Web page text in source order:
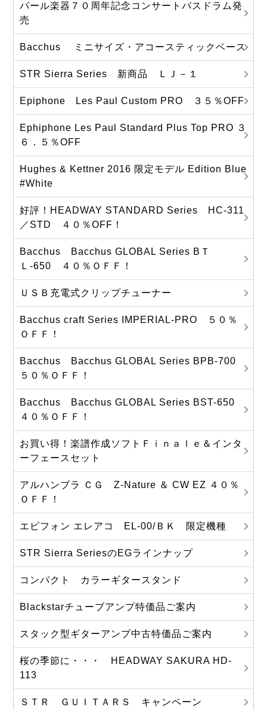
パール楽器７０周年記念コンサートバスドラム発
売
Bacchus ミニサイズ・アコースティックベース
STR Sierra Series 新商品 ＬＪ－１
Epiphone Les Paul Custom PRO ３５％OFF
Ephiphone Les Paul Standard Plus Top PRO ３
６．５％OFF
Hughes & Kettner 2016 限定モデル Edition Blue
#White
好評！HEADWAY STANDARD Series HC-311
／STD ４０％OFF！
Bacchus Bacchus GLOBAL Series BＴ
Ｌ-650 ４０％ＯＦＦ！
ＵＳＢ充電式クリップチューナー
Bacchus craft Series IMPERIAL-PRO ５０％
ＯＦＦ！
Bacchus Bacchus GLOBAL Series BPB-700
５０％ＯＦＦ！
Bacchus Bacchus GLOBAL Series BST-650
４０％ＯＦＦ！
お買い得！楽譜作成ソフトＦｉｎａｌｅ＆インタ
ーフェースセット
アルハンブラ ＣＧ Z-Nature ＆ CW EZ ４０％
ＯＦＦ！
エピフォン エレアコ EL-00/ＢＫ 限定機種
STR Sierra SeriesのEGラインナップ
コンパクト カラーギタースタンド
Blackstarチューブアンプ特価品ご案内
スタック型ギターアンプ中古特価品ご案内
桜の季節に・・・ HEADWAY SAKURA HD-
113
ＳＴＲ ＧＵＩＴＡＲＳ キャンペーン